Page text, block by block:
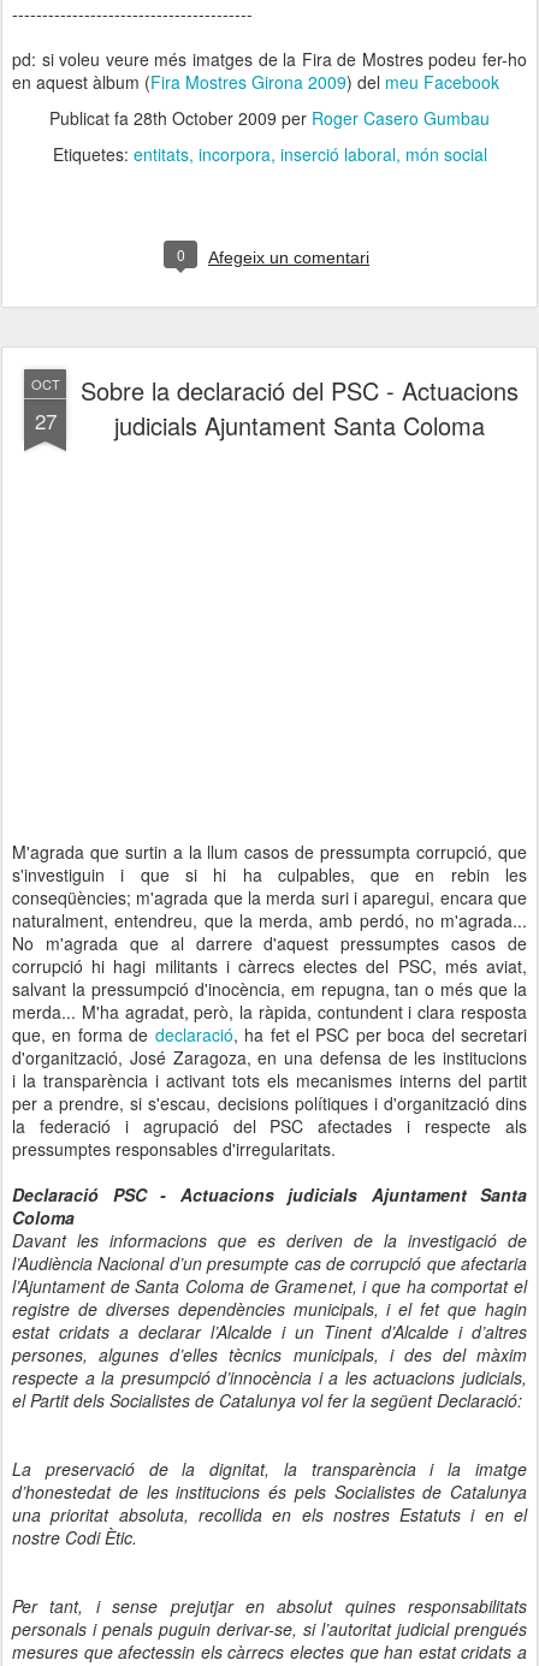
----------------------------------------
pd: si voleu veure més imatges de la Fira de Mostres podeu fer-ho
en aquest àlbum (Fira Mostres Girona 2009) del meu Facebook
Publicat fa 28th October 2009 per Roger Casero Gumbau
Etiquetes: entitats incorpora inserció laboral món social
0 Afegeix un comentari
OCT
27
Sobre la declaració del PSC - Actuacions
judicials Ajuntament Santa Coloma
M'agrada que surtin a la llum casos de pressumpta corrupció, que
s'investiguin i que si hi ha culpables, que en rebin les
conseqüències; m'agrada que la merda suri i aparegui, encara que
naturalment, entendreu, que la merda, amb perdó, no m'agrada...
No m'agrada que al darrere d'aquest pressumptes casos de
corrupció hi hagi militants i càrrecs electes del PSC, més aviat,
salvant la pressumpció d'inocència, em repugna, tan o més que la
merda... M'ha agradat, però, la ràpida, contundent i clara resposta
que, en forma de declaració, ha fet el PSC per boca del secretari
d'organització, José Zaragoza, en una defensa de les institucions
i la transparència i activant tots els mecanismes interns del partit
per a prendre, si s'escau, decisions polítiques i d'organització dins
la federació i agrupació del PSC afectades i respecte als
pressumptes responsables d'irregularitats.
Declaració PSC - Actuacions judicials Ajuntament Santa
Coloma
Davant les informacions que es deriven de la investigació de
l’Audiència Nacional d’un presumpte cas de corrupció que afectaria
l’Ajuntament de Santa Coloma de Gramenet, i que ha comportat el
registre de diverses dependències municipals, i el fet que hagin
estat cridats a declarar l’Alcalde i un Tinent d’Alcalde i d’altres
persones, algunes d’elles tècnics municipals, i des del màxim
respecte a la presumpció d’innocència i a les actuacions judicials,
el Partit dels Socialistes de Catalunya vol fer la següent Declaració:
La preservació de la dignitat, la transparència i la imatge
d’honestedat de les institucions és pels Socialistes de Catalunya
una prioritat absoluta, recollida en els nostres Estatuts i en el
nostre Codi Ètic.
Per tant, i sense prejutjar en absolut quines responsabilitats
personals i penals puguin derivar-se, si l’autoritat judicial prengués
mesures que afectessin els càrrecs electes que han estat cridats a